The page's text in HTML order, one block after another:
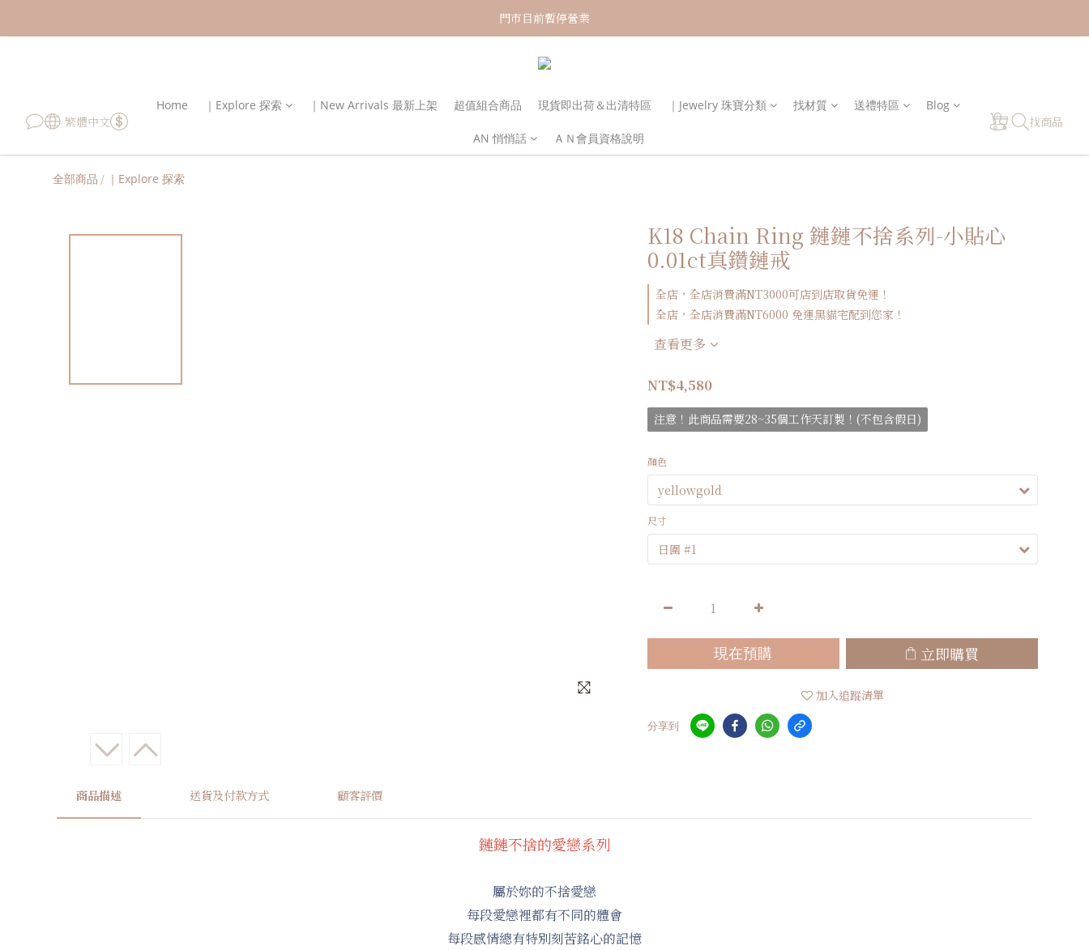
新加入會員！即享有NT150購物金
門市目前暫停營業
新加入會員！即享有NT150購物金
繁體中文
Home ｜Explore 探索 ｜New Arrivals 最新上架 超值組合商品 現貨即出荷＆出清特區 ｜Jewelry 珠寶分類 找材質 送禮特區 Blog
AN 悄悄話 ＡＮ會員資格說明
找商品
全部商品 / ｜Explore 探索
K18 Chain Ring 鏈鏈不捨系列-小貼心
0.01ct真鑽鏈戒
全店，全店消費滿NT3000可店到店取貨免運！
全店，全店消費滿NT6000 免運黑貓宅配到您家！
查看更多
NT$4,580
注意！此商品需要28~35個工作天訂製！(不包含假日)
顏色
尺寸
現在預購 立即購買
加入追蹤清單
分享到
商品描述 送貨及付款方式 顧客評價
鏈鏈不捨的愛戀系列
屬於妳的不捨愛戀
每段愛戀裡都有不同的體會
每段感情總有特別刻苦銘心的記憶